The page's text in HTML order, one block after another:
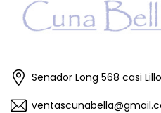
Senador Long 568 casi Lillo